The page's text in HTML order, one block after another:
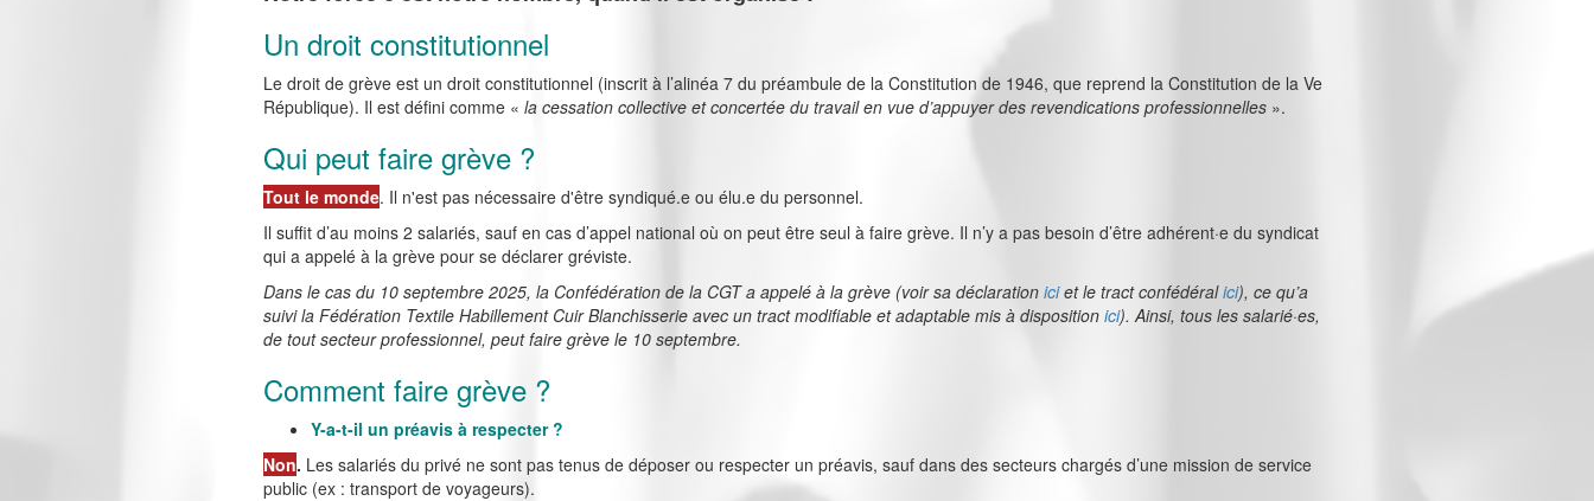
Un droit constitutionnel
Le droit de grève est un droit constitutionnel (inscrit à l’alinéa 7 du préambule de la Constitution de 1946, que reprend la Constitution de la Ve
République). Il est défini comme « la cessation collective et concertée du travail en vue d’appuyer des revendications professionnelles ».
Qui peut faire grève ?
Tout le monde. Il n'est pas nécessaire d'être syndiqué.e ou élu.e du personnel.
Il suffit d’au moins 2 salariés, sauf en cas d’appel national où on peut être seul à faire grève. Il n’y a pas besoin d’être adhérent·e du syndicat
qui a appelé à la grève pour se déclarer gréviste.
Dans le cas du 10 septembre 2025, la Confédération de la CGT a appelé à la grève (voir sa déclaration iciet le tract confédéralici), ce qu’a
suivi la Fédération Textile Habillement Cuir Blanchisserie avec un tract modifiable et adaptable mis à disposition ici). Ainsi, tous les salarié·es,
de tout secteur professionnel, peut faire grève le 10 septembre.
Comment faire grève ?
Y-a-t-il un préavis à respecter ?
Non. Les salariés du privé ne sont pas tenus de déposer ou respecter un préavis, sauf dans des secteurs chargés d’une mission de service
public (ex : transport de voyageurs).